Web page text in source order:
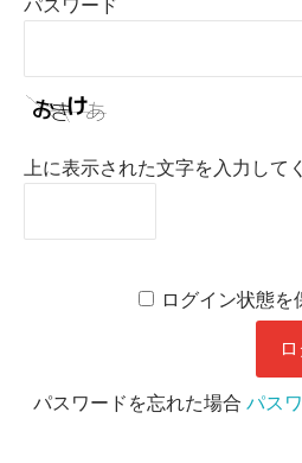
パスワード
上に表示された文字を入力して
ログイン状態を
パスワードを忘れた場合 パス